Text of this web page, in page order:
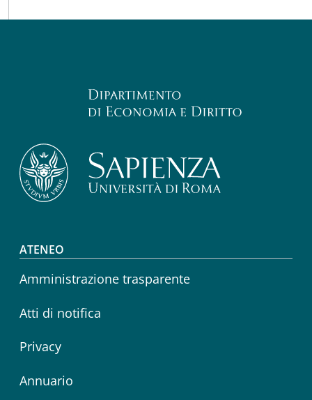
Footer menu
ATENEO
Amministrazione trasparente
Atti di notifica
Privacy
Annuario